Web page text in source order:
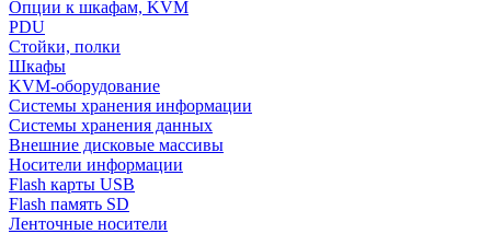
Опции к шкафам, KVM
PDU
Стойки, полки
Шкафы
KVM-оборудование
Системы хранения информации
Системы хранения данных
Внешние дисковые массивы
Носители информации
Flash карты USB
Flash память SD
Ленточные носители